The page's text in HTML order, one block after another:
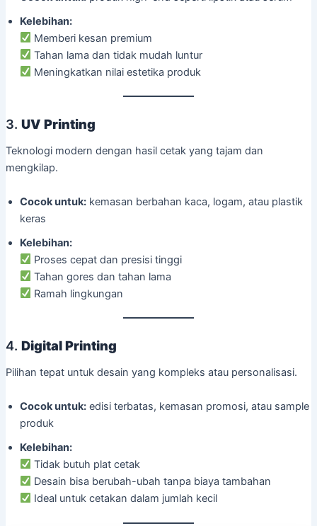
Kelebihan:
Memberi kesan premium
Tahan lama dan tidak mudah luntur
Meningkatkan nilai estetika produk
3. UV Printing
Teknologi modern dengan hasil cetak yang tajam dan
mengkilap.
Cocok untuk:kemasan berbahan kaca, logam, atau plastik
keras
Kelebihan:
Proses cepat dan presisi tinggi
Tahan gores dan tahan lama
Ramah lingkungan
4. Digital Printing
Pilihan tepat untuk desain yang kompleks atau personalisasi.
Cocok untuk:edisi terbatas, kemasan promosi, atau sample
produk
Kelebihan:
Tidak butuh plat cetak
Desain bisa berubah-ubah tanpa biaya tambahan
Ideal untuk cetakan dalam jumlah kecil